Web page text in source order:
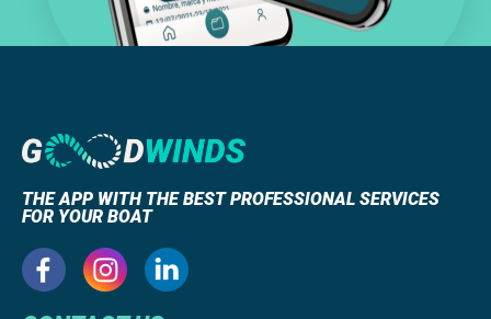
THE APP WITH THE BEST PROFESSIONAL SERVICES
FOR YOUR BOAT